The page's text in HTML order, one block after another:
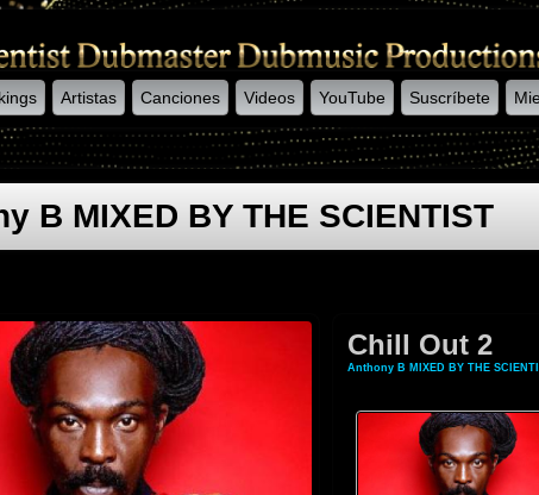
Artistas Canciones Videos YouTube Suscríbete
B MIXED BY THE SCIENTIST
Chill Out 2
Anthony B MIXED BY THE